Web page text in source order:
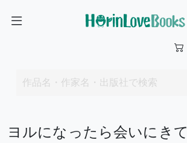
ヨルになったら会いにきて